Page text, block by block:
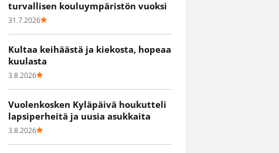
turvallisen kouluympäristön vuoksi
31.7.2026
Kultaa keihäästä ja kiekosta, hopeaa
kuulasta
3.8.2026
Vuolenkosken Kyläpäivä houkutteli
lapsiperheitä ja uusia asukkaita
3.8.2026